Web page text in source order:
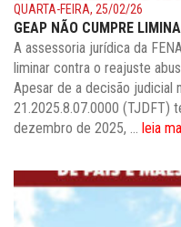
QUARTA-FEIRA, 25/02/26
GEAP NÃO CUMPRE
A assessoria jurídica da
liminar contra o reajuste
Apesar de a decisão judicial
21.2025.8.07.0000 (TJDFT)
dezembro de 2025, ... leia